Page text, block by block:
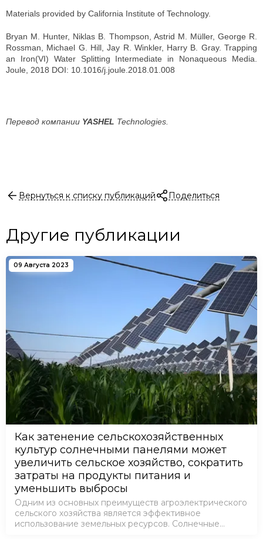
Materials provided by California Institute of Technology.
Bryan M. Hunter, Niklas B. Thompson, Astrid M. Müller, George R.
Rossman, Michael G. Hill, Jay R. Winkler, Harry B. Gray. Trapping
an Iron(VI) Water Splitting Intermediate in Nonaqueous Media.
Joule, 2018 DOI: 10.1016/j.joule.2018.01.008
Перевод компании YASHEL Technologies.
Вернуться к списку публикаций Поделиться
Другие публикации
09 Августа 2023
Как затенение сельскохозяйственных
культур солнечными панелями может
увеличить сельское хозяйство, сократить
затраты на продукты питания и
уменьшить выбросы
Одним из основных преимуществ агроэлектрического
сельского хозяйства является эффективное
использование земельных ресурсов. Солнечные